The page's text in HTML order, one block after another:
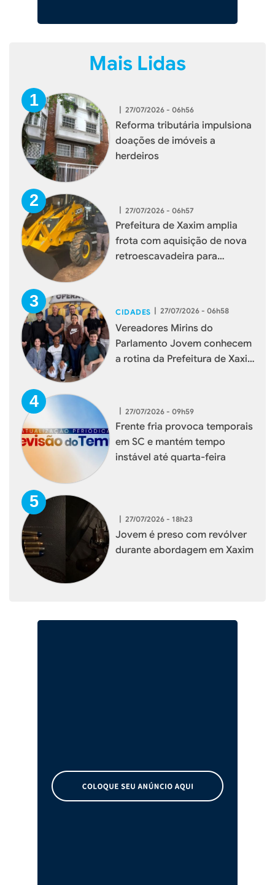
Mais Lidas
| 27/07/2026 - 06h56
Reforma tributária impulsiona
doações de imóveis a
herdeiros
| 27/07/2026 - 06h57
Prefeitura de Xaxim amplia
frota com aquisição de nova
retroescavadeira para
CIDADES | 27/07/2026 - 06h58
Vereadores Mirins do
Parlamento Jovem conhecem
a rotina da Prefeitura de Xaxim
| 27/07/2026 - 09h59
Frente fria provoca temporais
em SC e mantém tempo
instável até quarta-feira
| 27/07/2026 - 18h23
Jovem é preso com revólver
durante abordagem em Xaxim